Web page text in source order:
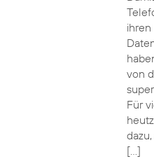
von
Für
[…]